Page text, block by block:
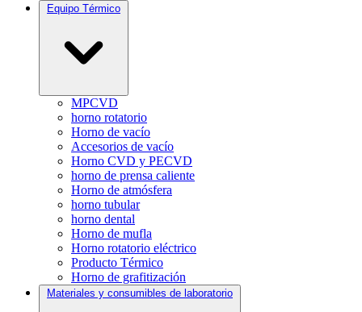
Equipo Térmico
MPCVD
horno rotatorio
Horno de vacío
Accesorios de vacío
Horno CVD y PECVD
horno de prensa caliente
Horno de atmósfera
horno tubular
horno dental
Horno de mufla
Horno rotatorio eléctrico
Producto Térmico
Horno de grafitización
Materiales y consumibles de laboratorio